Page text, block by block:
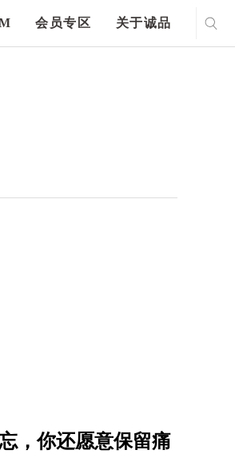
会员专区 关于诚品
，你还愿意保留痛